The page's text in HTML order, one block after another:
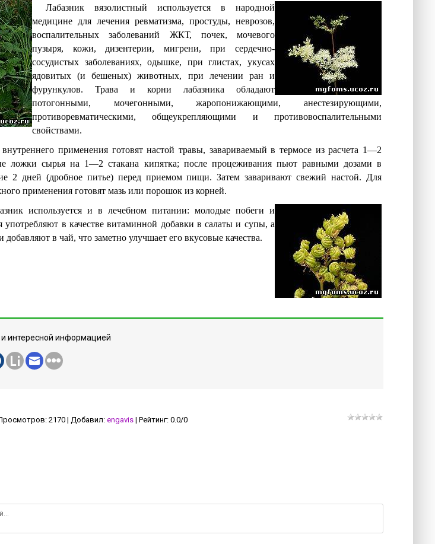
Лабазник вязолистный используется в народной
медицине для лечения ревматизма, простуды, неврозов,
воспалительных заболеваний ЖКТ, почек, мочевого
пузыря, кожи, дизентерии, мигрени, при сердечно-
сосудистых заболеваниях, одышке, при глистах, укусах
ядовитых (и бешеных) животных, при лечении ран и
фурункулов. Трава и корни лабазника обладают
потогонными, мочегонными, жаропонижающими, анестезирующими,
противоревматическими, общеукрепляющими и противовоспалительными
свойствами.
применения готовят настой травы, завариваемый в термосе из расчета 1—2
ложки сырья на 1—2 стакана кипятка; после процеживания пьют равными дозами в
2 дней (дробное питье) перед приемом пищи. Затем заваривают свежий настой. Для
применения готовят мазь или порошок из корней.
используется и в лечебном питании: молодые побеги и
употребляют в качестве витаминной добавки в салаты и супы, а
добавляют в чай, что заметно улучшает его вкусовые качества.
интересной информацией
: 2170 | Добавил: engavis | Рейтинг: 0.0/0